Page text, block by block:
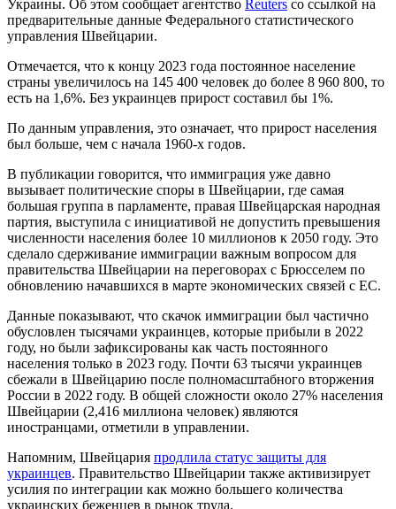
Украины. Об этом сообщает агентство Reuters со ссылкой на
предварительные данные Федерального статистического
управления Швейцарии.
Отмечается, что к концу 2023 года постоянное население
страны увеличилось на 145 400 человек до более 8 960 800, то
есть на 1,6%. Без украинцев прирост составил бы 1%.
По данным управления, это означает, что прирост населения
был больше, чем с начала 1960-х годов.
В публикации говорится, что иммиграция уже давно
вызывает политические споры в Швейцарии, где самая
большая группа в парламенте, правая Швейцарская народная
партия, выступила с инициативой не допустить превышения
численности населения более 10 миллионов к 2050 году. Это
сделало сдерживание иммиграции важным вопросом для
правительства Швейцарии на переговорах с Брюсселем по
обновлению начавшихся в марте экономических связей с ЕС.
Данные показывают, что скачок иммиграции был частично
обусловлен тысячами украинцев, которые прибыли в 2022
году, но были зафиксированы как часть постоянного
населения только в 2023 году. Почти 63 тысячи украинцев
сбежали в Швейцарию после полномасштабного вторжения
России в 2022 году. В общей сложности около 27% населения
Швейцарии (2,416 миллиона человек) являются
иностранцами, отметили в управлении.
Напомним, Швейцария продлила статус защиты для
украинцев. Правительство Швейцарии также активизирует
усилия по интеграции как можно большего количества
украинских беженцев в рынок труда.